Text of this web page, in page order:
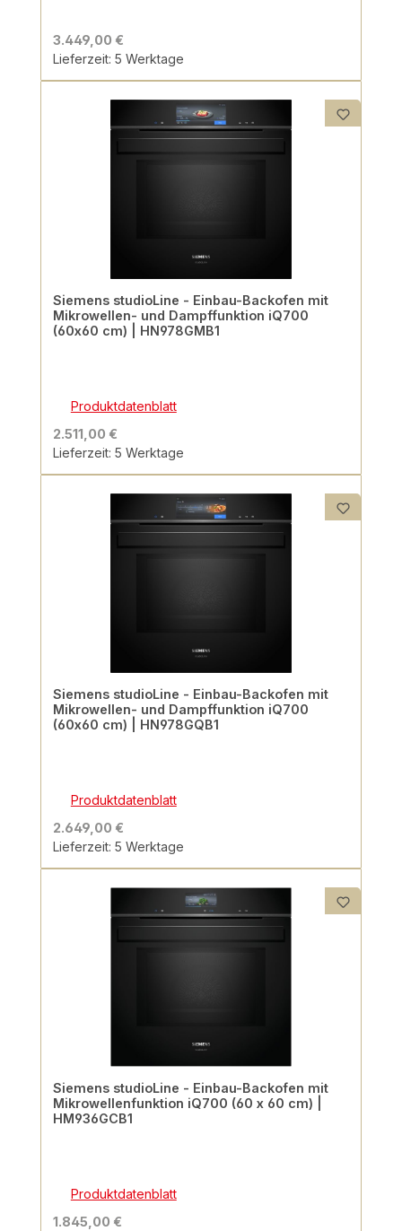
3.449,00 €
Lieferzeit: 5 Werktage
Siemens studioLine - Einbau-Backofen mit
Mikrowellen- und Dampffunktion iQ700
(60x60 cm) | HN978GMB1
Produktdatenblatt
2.511,00 €
Lieferzeit: 5 Werktage
Siemens studioLine - Einbau-Backofen mit
Mikrowellen- und Dampffunktion iQ700
(60x60 cm) | HN978GQB1
Produktdatenblatt
2.649,00 €
Lieferzeit: 5 Werktage
Siemens studioLine - Einbau-Backofen mit
Mikrowellenfunktion iQ700 (60 x 60 cm) |
HM936GCB1
Produktdatenblatt
1.845,00 €